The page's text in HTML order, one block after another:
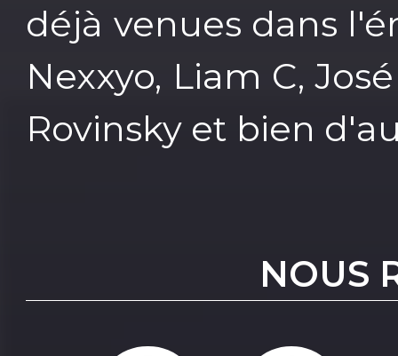
déjà venues dans
Nexxyo, Liam C,
Rovinsky et bien
NOUS